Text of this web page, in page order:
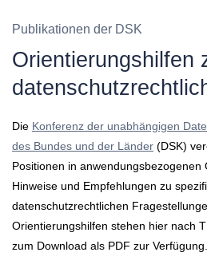
Publikationen der DSK
Orientierungshilfen
Die Konferenz der unabhängigen
des Bundes und der Länder (DSK)
Positionen in anwendungsbezogenen
Hinweise und Empfehlungen zu
datenschutzrechtlichen
Orientierungshilfen stehen hier nach
zum Download als PDF zur Verfügung.